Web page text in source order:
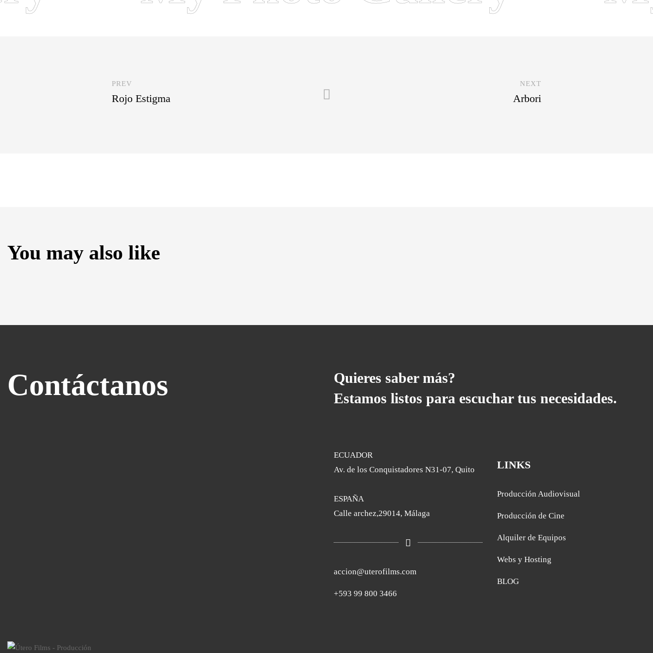
PREV
Rojo Estigma
NEXT
Arbori
You may also like
Contáctanos
Quieres saber más?
Estamos listos para escuchar tus necesidades.
ECUADOR
Av. de los Conquistadores N31-07, Quito
ESPAÑA
Calle archez,29014, Málaga
accion@uterofilms.com
+593 99 800 3466
LINKS
Producción Audiovisual
Producción de Cine
Alquiler de Equipos
Webs y Hosting
BLOG